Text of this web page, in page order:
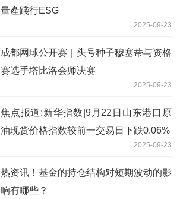
量產踐行ESG
2025-09-23
成都网球公开赛｜头号种子穆塞蒂与资格
赛选手塔比洛会师决赛
2025-09-23
焦点报道:新华指数|9月22日山东港口原
油现货价格指数较前一交易日下跌0.06%
2025-09-23
热资讯！基金的持仓结构对短期波动的影
响有哪些？